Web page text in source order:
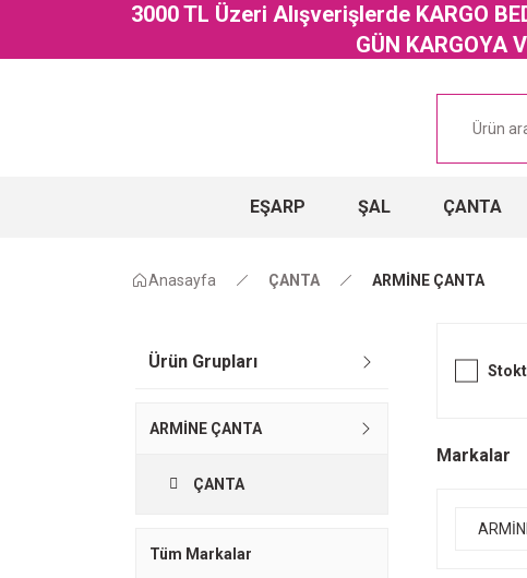
3000 TL Üzeri Alışverişlerde KARGO
GÜN KARGOYA
EŞARP ŞAL ÇANTA
Anasayfa ÇANTA ARMİNE ÇANTA
Ürün Grupları
ARMİNE ÇANTA
ÇANTA
Tüm Markalar
Markalar